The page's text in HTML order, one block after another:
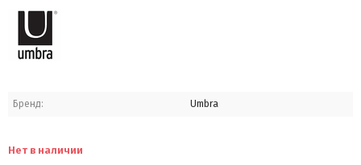
Бренд: Umbra
Нет в наличии